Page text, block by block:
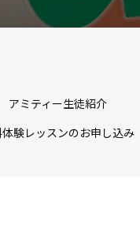
アミティー生徒紹介
体験レッスンのお申し込み